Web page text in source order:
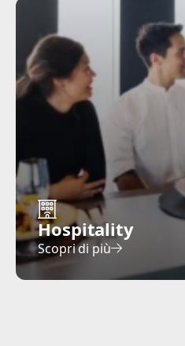
Hospitality
Scopri di più